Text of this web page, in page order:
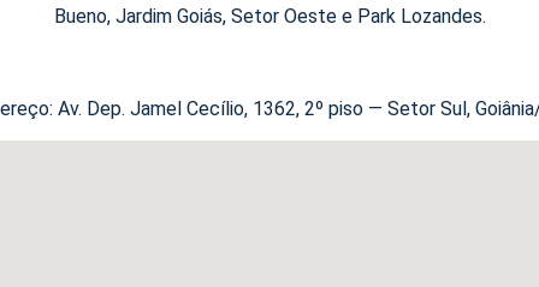
Bueno, Jardim Goiás, Setor Oeste e Park Lozandes.
Av. Dep. Jamel Cecílio, 1362, 2º piso — Setor Sul,